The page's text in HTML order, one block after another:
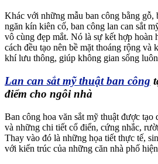
Khác với những mẫu ban công bằng gỗ,
ngăn kín kiên cố, ban công lan can sắt
vô cùng đẹp mắt. Nó là sự kết hợp hoàn
cách đều tạo nên bề mặt thoáng rộng và
khí lưu thông, giúp không gian sống
Lan can sắt mỹ thuật ban công
điểm cho ngôi nhà
Ban công hoa văn sắt mỹ thuật được tạo
và những chi tiết cổ điển, cứng nhắc,
Thay vào đó là những họa tiết thực tế,
với kiến trúc của những căn nhà phố